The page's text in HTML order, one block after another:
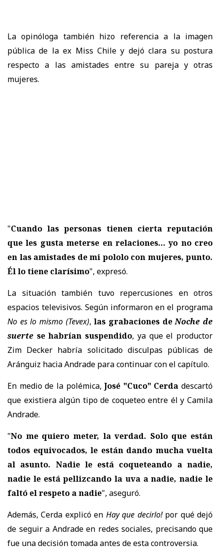
La opinóloga también hizo referencia a la imagen
pública de la ex Miss Chile y dejó clara su postura
respecto a las amistades entre su pareja y otras
mujeres.
"Cuando las personas tienen cierta reputación
que les gusta meterse en relaciones... yo no creo
en las amistades de mi pololo con mujeres, punto.
Él lo tiene clarísimo", expresó.
La situación también tuvo repercusiones en otros
espacios televisivos. Según informaron en el programa
No es lo mismo (Tevex),las grabaciones deNoche de
suerte se habrían suspendido, ya que el productor
Zim Decker habría solicitado disculpas públicas de
Aránguiz hacia Andrade para continuar con el capítulo.
En medio de la polémica,José "Cuco" Cerda descartó
que existiera algún tipo de coqueteo entre él y Camila
Andrade.
"No me quiero meter, la verdad. Solo que están
todos equivocados, le están dando mucha vuelta
al asunto. Nadie le está coqueteando a nadie,
nadie le está pellizcando la uva a nadie, nadie le
faltó el respeto a nadie", aseguró.
Además, Cerda explicó en Hay que decirlo!por qué dejó
de seguir a Andrade en redes sociales, precisando que
fue una decisión tomada antes de esta controversia.